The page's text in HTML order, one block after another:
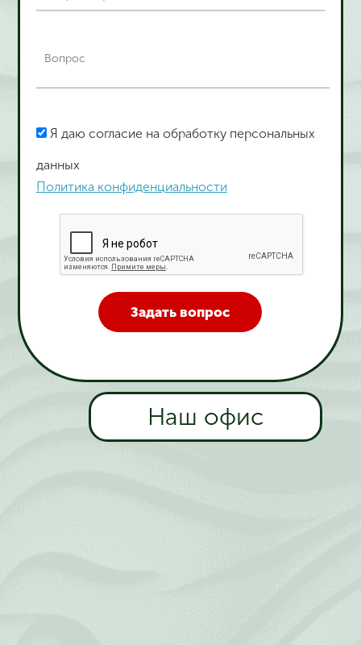
Я даю согласие на обработку персональных
данных
Политика конфиденциальности
Задать вопрос
Наш офис